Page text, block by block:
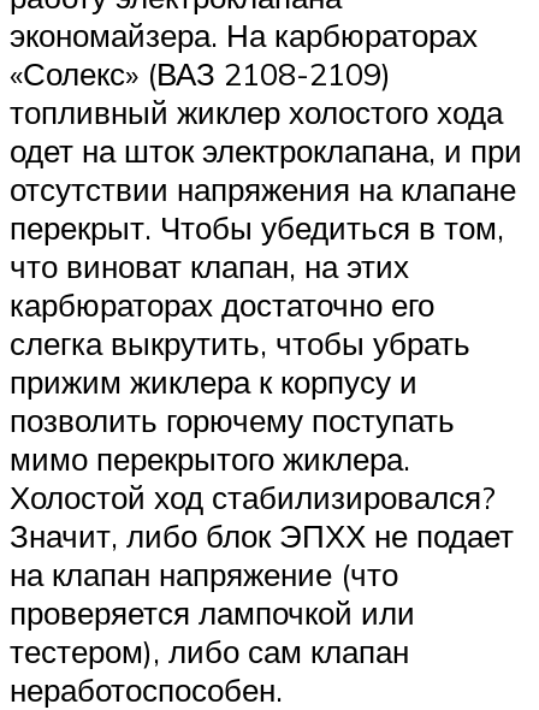
экономайзера. На карбюраторах
«Солекс» (ВАЗ 2108-2109)
топливный жиклер холостого хода
одет на шток электроклапана, и при
отсутствии напряжения на клапане
перекрыт. Чтобы убедиться в том,
что виноват клапан, на этих
карбюраторах достаточно его
слегка выкрутить, чтобы убрать
прижим жиклера к корпусу и
позволить горючему поступать
мимо перекрытого жиклера.
Холостой ход стабилизировался?
Значит, либо блок ЭПХХ не подает
на клапан напряжение (что
проверяется лампочкой или
тестером), либо сам клапан
неработоспособен.